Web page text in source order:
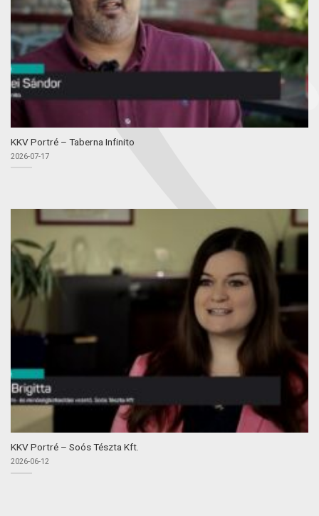
KKV Portré – Taberna Infinito
2026-07-17
KKV Portré – Soós Tészta Kft.
2026-06-12